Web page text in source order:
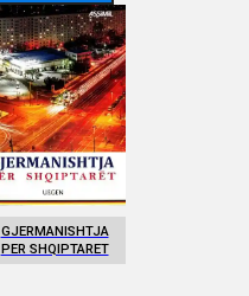
GJERMANISHTJA
PER SHQIPTARET